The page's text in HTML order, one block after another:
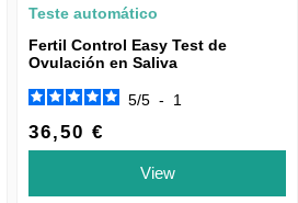
Teste automático
Fertil Control Easy Test de
Ovulación en Saliva
5/5 - 1
36,50 €
View